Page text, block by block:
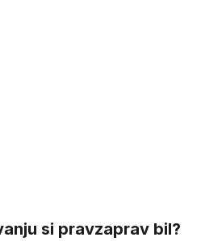
si pravzaprav bil?